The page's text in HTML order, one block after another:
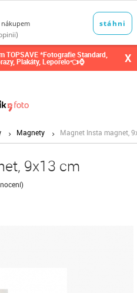
TOPSAVE *Fotografie Standard,
Plakáty, Leporelo👈⌚ X
Magnety Magnet Insta magnet,
9x13 cm
)